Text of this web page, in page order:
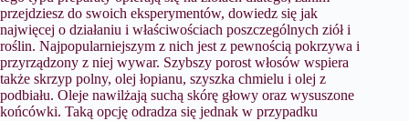
przejdziesz do swoich eksperymentów, dowiedz się jak
najwięcej o działaniu i właściwościach poszczególnych ziół i
roślin. Najpopularniejszym z nich jest z pewnością pokrzywa i
przyrządzony z niej wywar. Szybszy porost włosów wspiera
także skrzyp polny, olej łopianu, szyszka chmielu i olej z
podbiału. Oleje nawilżają suchą skórę głowy oraz wysuszone
końcówki. Taką opcję odradza się jednak w przypadku